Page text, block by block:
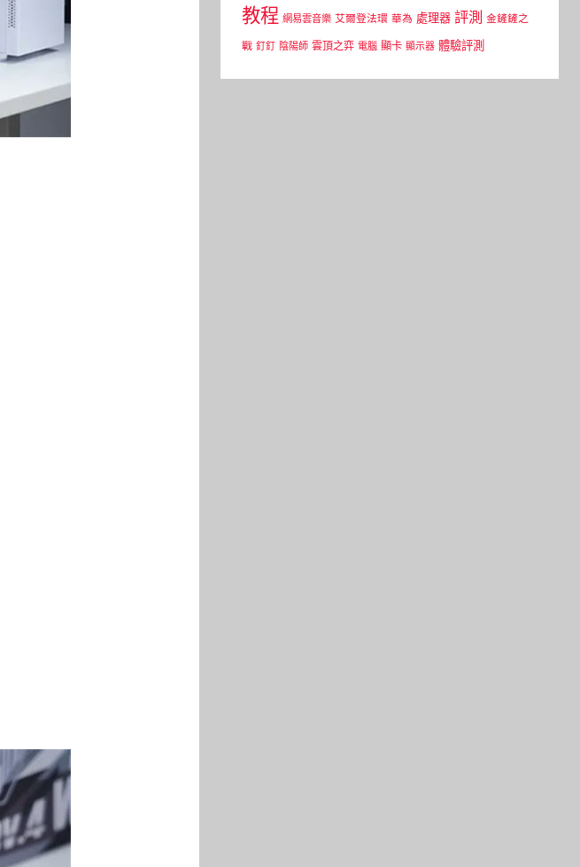
教程 網易雲音樂 艾爾登法環 華為 處理器 評測 金鏟鏟之
戰 釘釘 陰陽師 雲頂之弈 電腦 顯卡 顯示器 體驗評測